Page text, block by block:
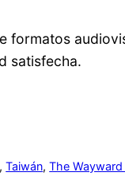
satisfecha.
, Taiwán, The Wayward